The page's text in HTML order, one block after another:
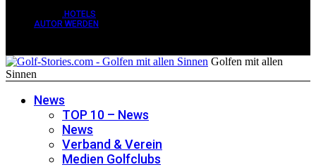
.HOTELS
AUTOR WERDEN
Golfen mit allen
Sinnen
News
TOP 10 – News
News
Verband & Verein
Medien Golfclubs